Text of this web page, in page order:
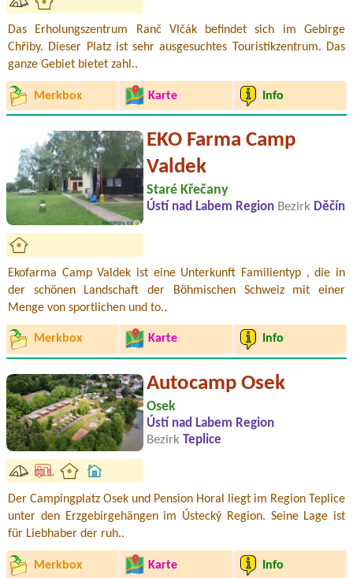
Das Erholungszentrum Ranč Vlčák befindet sich im Gebirge
Chřiby. Dieser Platz ist sehr ausgesuchtes Touristikzentrum. Das
ganze Gebiet bietet zahl..
Merkbox Karte Info
EKO Farma Camp
Valdek
Staré Křečany
Ústí nad Labem Region Bezirk Děčín
Ekofarma Camp Valdek ist eine Unterkunft Familientyp , die in
der schönen Landschaft der Böhmischen Schweiz mit einer
Menge von sportlichen und to..
Merkbox Karte Info
Autocamp Osek
Osek
Ústí nad Labem Region
Bezirk
Teplice
Der Campingplatz Osek und Pension Horal liegt im Region Teplice
unter den Erzgebirgehängen im Ústecký Region. Seine Lage ist
für Liebhaber der ruh..
Merkbox Karte Info